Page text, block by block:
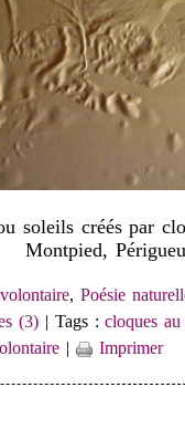
soleils créés par
Montpied,
, Poésie
(3) | Tags :cloques
| Imprimer